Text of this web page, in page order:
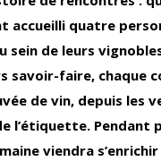
accueilli quatre
sein de leurs
savoir-faire, chaque
de vin, depuis les
l’étiquette. Pendant
viendra